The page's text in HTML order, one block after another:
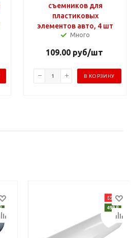
съемников для
пластиковых
элементов авто, 4 шт
Много
109.00руб/шт
В КОРЗИНУ